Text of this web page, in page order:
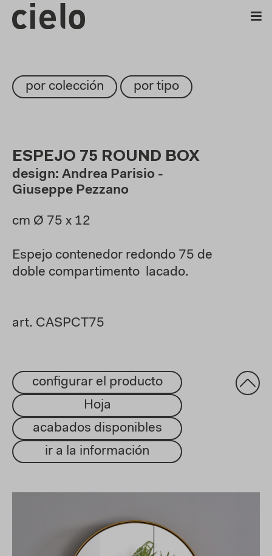
por colección por tipo
ESPEJO 75 ROUND BOX
design: Andrea Parisio -
Giuseppe Pezzano
cm Ø 75 x 12
Espejo contenedor redondo 75 de
doble compartimento lacado.
art. CASPCT75
configurar el producto
Hoja
acabados disponibles
ir a la información